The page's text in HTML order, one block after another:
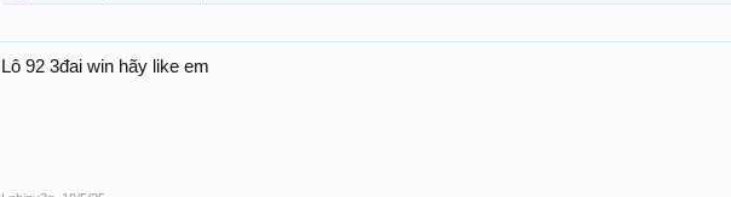
Lô 92 3đai win hãy like em